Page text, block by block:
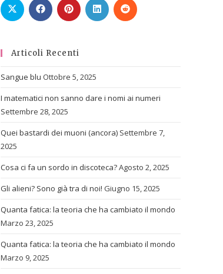
Articoli Recenti
Sangue blu Ottobre 5, 2025
I matematici non sanno dare i nomi ai numeri
Settembre 28, 2025
Quei bastardi dei muoni (ancora) Settembre 7,
2025
Cosa ci fa un sordo in discoteca?Agosto 2, 2025
Gli alieni? Sono già tra di noi! Giugno 15, 2025
Quanta fatica: la teoria che ha cambiato il mondo
Marzo 23, 2025
Quanta fatica: la teoria che ha cambiato il mondo
Marzo 9, 2025